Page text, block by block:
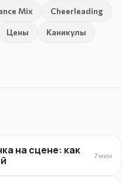
Mix Cheerleading
Цены Каникулы
на сцене: как
7 мин